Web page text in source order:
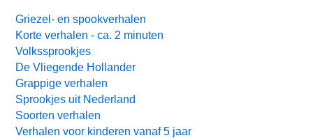
Griezel- en spookverhalen
Korte verhalen - ca. 2 minuten
Volkssprookjes
De Vliegende Hollander
Grappige verhalen
Sprookjes uit Nederland
Soorten verhalen
Verhalen voor kinderen vanaf 5 jaar